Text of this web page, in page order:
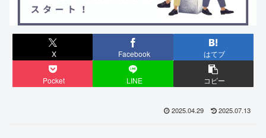
X Facebook はてブ
Pocket LINE コピー
2025.04.29 2025.07.13